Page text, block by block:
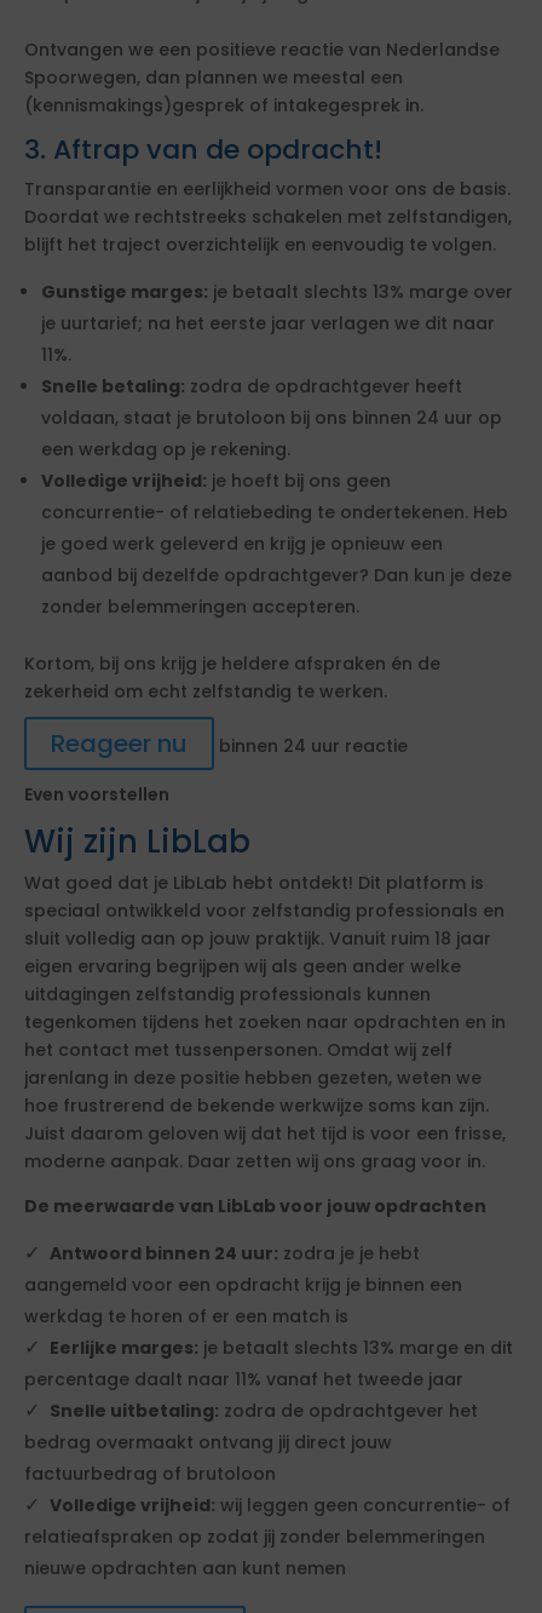
Ontvangen we een positieve reactie van Nederlandse
Spoorwegen, dan plannen we meestal een
(kennismakings)gesprek of intakegesprek in.
3. Aftrap van de opdracht!
Transparantie en eerlijkheid vormen voor ons de basis.
Doordat we rechtstreeks schakelen met zelfstandigen,
blijft het traject overzichtelijk en eenvoudig te volgen.
Gunstige marges: je betaalt slechts 13% marge over
je uurtarief; na het eerste jaar verlagen we dit naar
11%.
Snelle betaling: zodra de opdrachtgever heeft
voldaan, staat je brutoloon bij ons binnen 24 uur op
een werkdag op je rekening.
Volledige vrijheid: je hoeft bij ons geen
concurrentie- of relatiebeding te ondertekenen. Heb
je goed werk geleverd en krijg je opnieuw een
aanbod bij dezelfde opdrachtgever? Dan kun je deze
zonder belemmeringen accepteren.
Kortom, bij ons krijg je heldere afspraken én de
zekerheid om echt zelfstandig te werken.
Reageer nu
binnen 24 uur reactie
Even voorstellen
Wij zijn LibLab
Wat goed dat je LibLab hebt ontdekt! Dit platform is
speciaal ontwikkeld voor zelfstandig professionals en
sluit volledig aan op jouw praktijk. Vanuit ruim 18 jaar
eigen ervaring begrijpen wij als geen ander welke
uitdagingen zelfstandig professionals kunnen
tegenkomen tijdens het zoeken naar opdrachten en in
het contact met tussenpersonen. Omdat wij zelf
jarenlang in deze positie hebben gezeten, weten we
hoe frustrerend de bekende werkwijze soms kan zijn.
Juist daarom geloven wij dat het tijd is voor een frisse,
moderne aanpak. Daar zetten wij ons graag voor in.
De meerwaarde van LibLab voor jouw opdrachten
Antwoord binnen 24 uur: zodra je je hebt
aangemeld voor een opdracht krijg je binnen een
werkdag te horen of er een match is
Eerlijke marges: je betaalt slechts 13% marge en dit
percentage daalt naar 11% vanaf het tweede jaar
Snelle uitbetaling: zodra de opdrachtgever het
bedrag overmaakt ontvang jij direct jouw
factuurbedrag of brutoloon
Volledige vrijheid: wij leggen geen concurrentie- of
relatieafspraken op zodat jij zonder belemmeringen
nieuwe opdrachten aan kunt nemen